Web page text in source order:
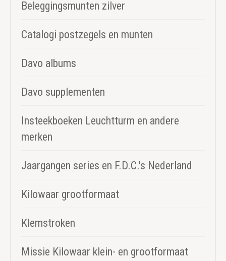
Beleggingsmunten zilver
Catalogi postzegels en munten
Davo albums
Davo supplementen
Insteekboeken Leuchtturm en andere
merken
Jaargangen series en F.D.C.'s Nederland
Kilowaar grootformaat
Klemstroken
Missie Kilowaar klein- en grootformaat